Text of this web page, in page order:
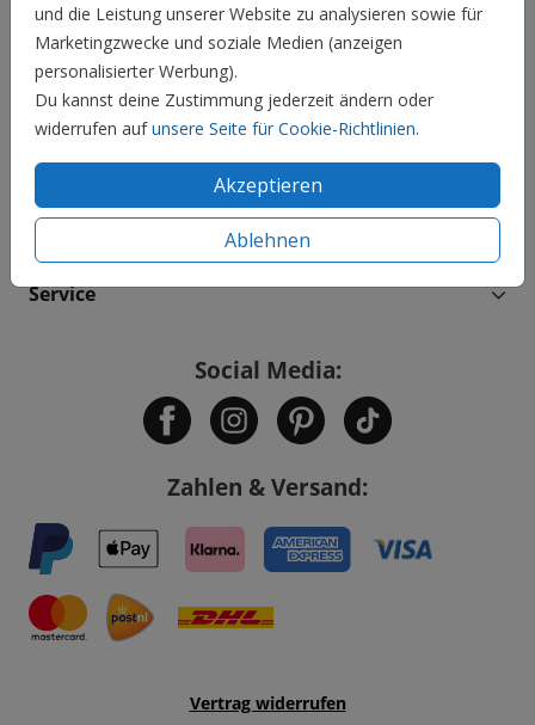
und die Leistung unserer Website zu analysieren sowie für
Marketingzwecke und soziale Medien (anzeigen
personalisierter Werbung).
Du kannst deine Zustimmung jederzeit ändern oder
widerrufen aufunsere Seite für Cookie-Richtlinien.
Akzeptieren
Ablehnen
Preis:0,45 € für 1
Hochzeit
Familie & Feiertage
Informationen
Service
Social Media:
Zahlen & Versand:
Vertrag widerrufen